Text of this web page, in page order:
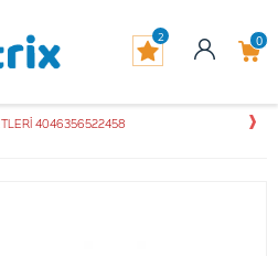
0
2
4046356522458